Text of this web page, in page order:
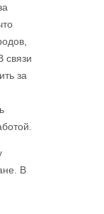
связи
за
В